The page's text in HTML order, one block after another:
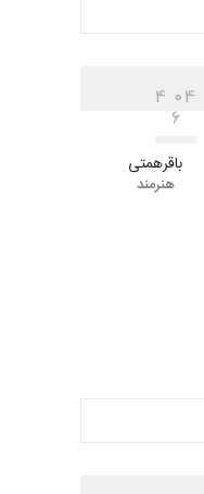
4 04
6
باقرهمتی
هنرمند